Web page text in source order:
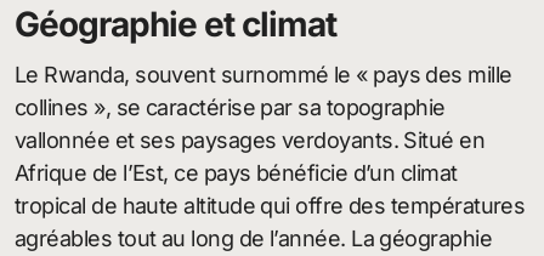
Géographie et climat
Le Rwanda, souvent surnommé le « pays des mille
collines », se caractérise par sa topographie
vallonnée et ses paysages verdoyants. Situé en
Afrique de l’Est, ce pays bénéficie d’un climat
tropical de haute altitude qui offre des températures
agréables tout au long de l’année. La géographie